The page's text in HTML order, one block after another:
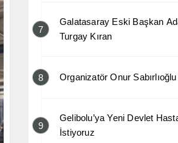
7
Galatasaray Eski Başkan
Turgay Kıran
8 Organizatör Onur Sabırlıoğlu
9
Gelibolu’ya Yeni Devlet
İstiyoruz